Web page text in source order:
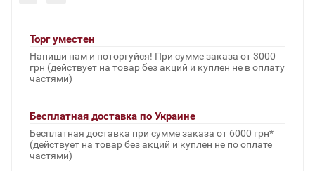
Торг уместен
Напиши нам и поторгуйся! При сумме заказа от 3000
грн (действует на товар без акций и куплен не в оплату
частями)
Бесплатная доставка по Украине
Бесплатная доставка при сумме заказа от 6000 грн*
(действует на товар без акций и куплен не по оплате
частями)